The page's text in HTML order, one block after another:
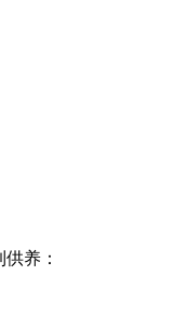
养：